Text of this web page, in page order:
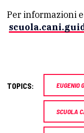
Per informazioni
TOPICS: EUGENIO
SCUOLA